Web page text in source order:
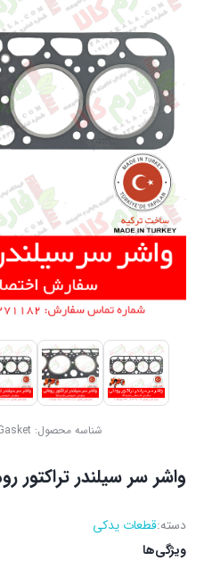
شناسه محصول:
واشر سر سیلندر تراکتور
دسته: قطعات یدکی
ویژگی‌ها